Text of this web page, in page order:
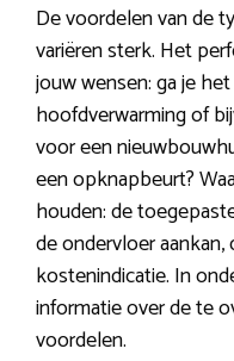
De voordelen van de
variëren sterk. Het
jouw wensen: ga je
hoofdverwarming of
voor een
een opknapbeurt?
houden: de
de ondervloer
kostenindicatie. In
informatie over de te
voordelen.